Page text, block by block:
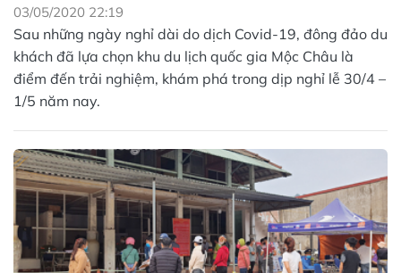
03/05/2020 22:19
Sau những ngày nghỉ dài do dịch Covid-19, đông đảo du
khách đã lựa chọn khu du lịch quốc gia Mộc Châu là
điểm đến trải nghiệm, khám phá trong dịp nghỉ lễ 30/4 –
1/5 năm nay.